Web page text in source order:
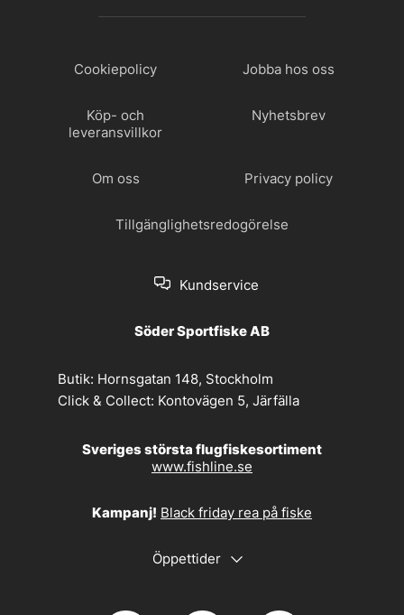
Cookiepolicy Jobba hos oss
Köp- och
leveransvillkor
Nyhetsbrev
Om oss Privacy policy
Tillgänglighetsredogörelse
Kundservice
Söder Sportfiske AB
Butik: Hornsgatan 148, Stockholm
Click & Collect: Kontovägen 5, Järfälla
Sveriges största flugfiskesortiment
www.fishline.se
Kampanj! Black friday rea på fiske
Öppettider